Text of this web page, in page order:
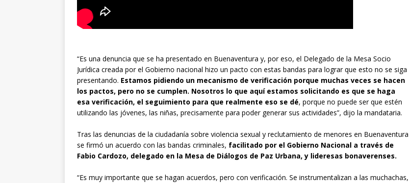
“Es una denuncia que se ha presentado en Buenaventura y, por eso, el Delegado de la Mesa Socio
Jurídica creada por el Gobierno nacional hizo un pacto con estas bandas para lograr que esto no se siga
presentando. Estamos pidiendo un mecanismo de verificación porque muchas veces se hacen
los pactos, pero no se cumplen. Nosotros lo que aquí estamos solicitando es que se haga
esa verificación, el seguimiento para que realmente eso se dé, porque no puede ser que estén
utilizando las jóvenes, las niñas, precisamente para poder generar sus actividades”, dijo la mandataria.
Tras las denuncias de la ciudadanía sobre violencia sexual y reclutamiento de menores en Buenaventura
se firmó un acuerdo con las bandas criminales, facilitado por el Gobierno Nacional a través de
Fabio Cardozo, delegado en la Mesa de Diálogos de Paz Urbana, y lideresas bonaverenses.
“Es muy importante que se hagan acuerdos, pero con verificación. Se instrumentalizan a las muchachas,